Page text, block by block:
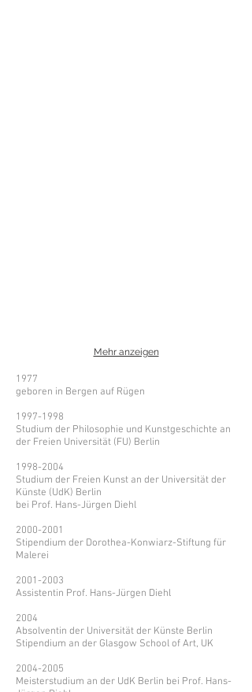
Mehr anzeigen
1977
geboren in Bergen auf Rügen
1997-1998
Studium der Philosophie und Kunstgeschichte an
der Freien Universität (FU) Berlin
1998-2004
Studium der Freien Kunst an der Universität der
Künste (UdK) Berlin
bei Prof. Hans-Jürgen Diehl
2000-2001
Stipendium der Dorothea-Konwiarz-Stiftung für
Malerei
2001-2003
Assistentin Prof. Hans-Jürgen Diehl
2004
Absolventin der Universität der Künste Berlin
Stipendium an der Glasgow School of Art, UK
2004-2005
Meisterstudium an der UdK Berlin bei Prof. Hans-